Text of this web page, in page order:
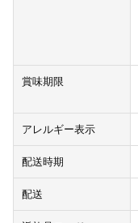
賞味期限
アレルギー表示
配送時期
配送